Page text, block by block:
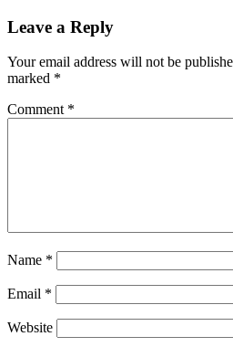
Leave a Reply
Your email address will not be
marked *
Comment *
Name *
Email *
Website